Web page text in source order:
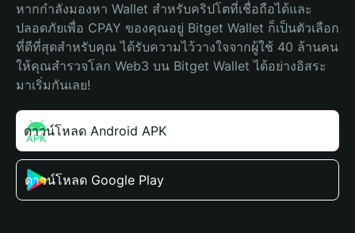
หากกำลังมองหา Wallet สำหรับคริปโตที่เชื่อถือได้และ
ปลอดภัยเพื่อ CPAY ของคุณอยู่ Bitget Wallet ก็เป็นตัวเลือก
ที่ดีที่สุดสำหรับคุณ ได้รับความไว้วางใจจากผู้ใช้ 40 ล้านคน
ให้คุณสำรวจโลก Web3 บน Bitget Wallet ได้อย่างอิสระ
มาเริ่มกันเลย!
ดาวน์โหลด Android APK
ดาวน์โหลด Google Play